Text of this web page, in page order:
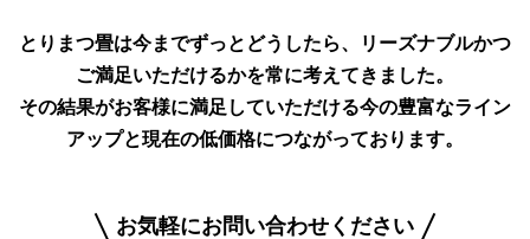
とりまつ畳は今までずっとどうしたら、リーズナブルかつ
ご満足いただけるかを常に考えてきました。
その結果がお客様に満足していただける今の豊富なライン
アップと現在の低価格につながっております。
お気軽にお問い合わせください